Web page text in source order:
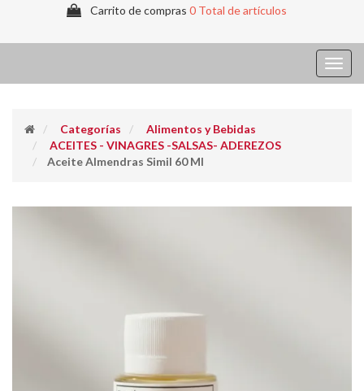
Carrito de compras 0 Total de artículos
Categorías
Alimentos y Bebidas
ACEITES - VINAGRES -SALSAS- ADEREZOS
Aceite Almendras Simil 60 Ml